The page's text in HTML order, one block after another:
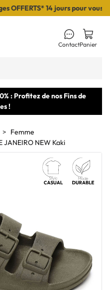
14 jours pour vous
ContactPanier
: Profitez de nos Fins de
!
Femme
JANEIRO NEW Kaki